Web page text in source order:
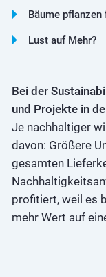
Bäume
Lust auf Mehr?
Bei der
und Projekte in
Je nachhaltiger
davon: Größere
gesamten
profitiert, weil es
mehr Wert auf